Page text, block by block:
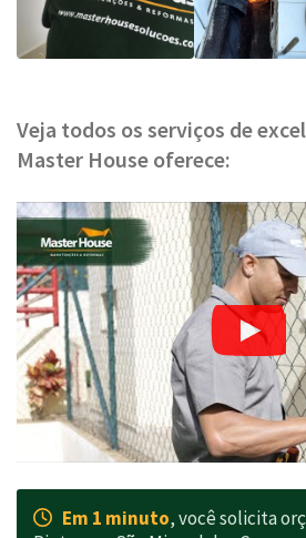
Veja todos os serviços de
Master House oferece:
Em 1 minuto, você solicita